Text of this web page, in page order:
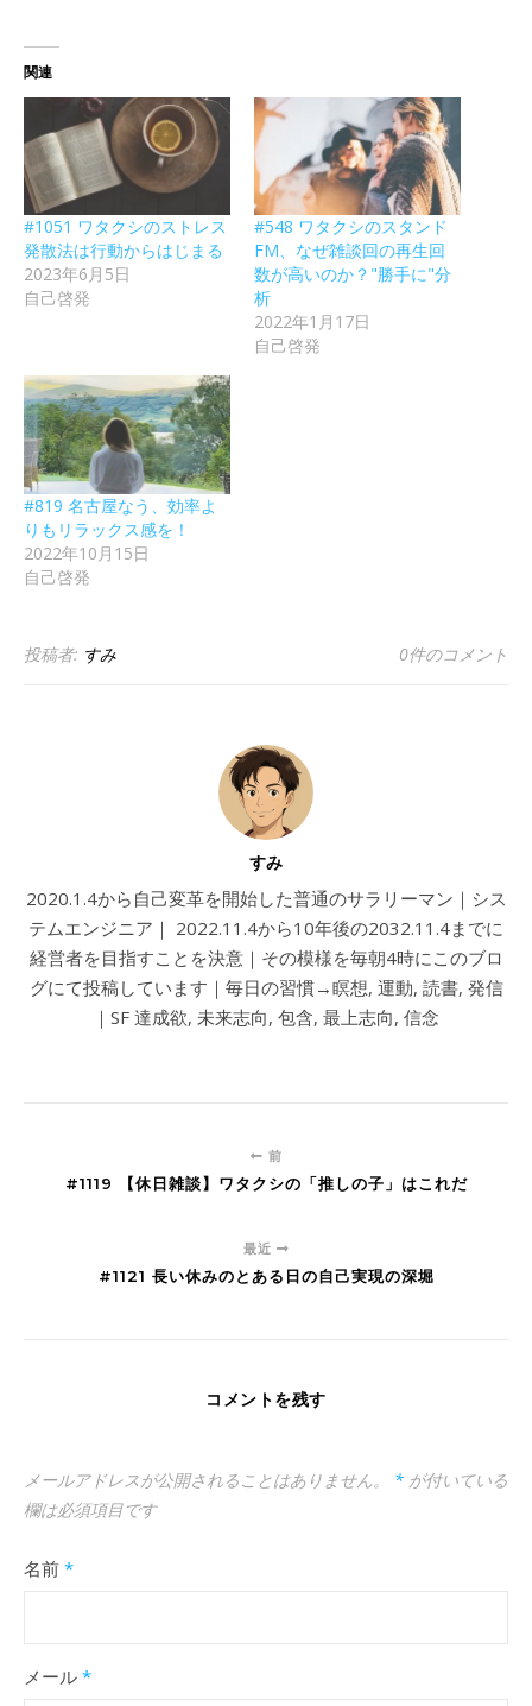
関連
#1051 ワタクシのストレス
発散法は行動からはじまる
2023年6月5日
自己啓発
#548 ワタクシのスタンド
FM、なぜ雑談回の再生回
数が高いのか？"勝手に"分
析
2022年1月17日
自己啓発
#819 名古屋なう、効率よ
りもリラックス感を！
2022年10月15日
自己啓発
投稿者: すみ 0件のコメント
すみ
2020.1.4から自己変革を開始した普通のサラリーマン｜シス
テムエンジニア｜ 2022.11.4から10年後の2032.11.4までに
経営者を目指すことを決意｜その模様を毎朝4時にこのブロ
グにて投稿しています｜毎日の習慣→瞑想, 運動, 読書, 発信
｜SF 達成欲, 未来志向, 包含, 最上志向, 信念
前
#1119 【休日雑談】ワタクシの「推しの子」はこれだ
最近
#1121 長い休みのとある日の自己実現の深堀
コメントを残す
メールアドレスが公開されることはありません。 * が付いている
欄は必須項目です
名前 *
メール *